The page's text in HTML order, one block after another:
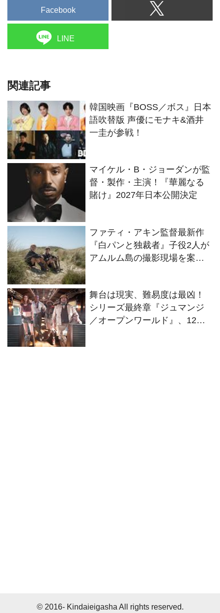
Facebook
LINE
関連記事
韓国映画『BOSS／ボス』日本
語吹替版 声優にモナキ&酒井
一圭が参戦！
マイケル・B・ジョーダンが監
督・製作・主演！『華麗なる
賭け』2027年日本公開決定
ファティ・アキン監督最新作
『白パンと独裁者』子役2人が
アムルム島の撮影現場を案
舞台は現実、難易度は最凶！
シリーズ最終章『ジュマンジ
／オープンワールド』、12・
© 2016- Kindaieigasha All rights reserved.